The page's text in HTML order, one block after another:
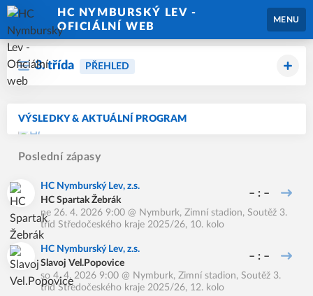
HC NYMBURSKÝ LEV -
OFICIÁLNÍ WEB
MENU
3. třída PŘEHLED
VÝSLEDKY & AKTUÁLNÍ PROGRAM
Poslední zápasy
HC Nymburský Lev, z.s.
HC Spartak Žebrák
– : –
ne 26. 4. 2026 9:00 @ Nymburk, Zimní stadion, Soutěž 3.
tříd Středočeského kraje 2025/26, 10. kolo
HC Nymburský Lev, z.s.
Slavoj Vel.Popovice
– : –
so 4. 4. 2026 9:00 @ Nymburk, Zimní stadion, Soutěž 3.
tříd Středočeského kraje 2025/26, 12. kolo